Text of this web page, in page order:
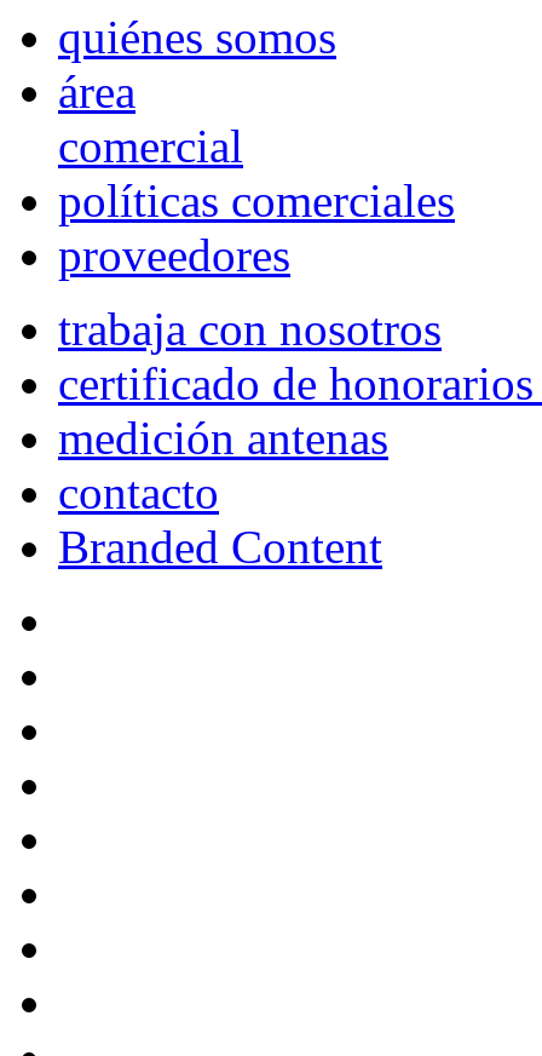
quiénes somos
área
comercial
políticas comerciales
proveedores
trabaja con nosotros
certificado de
medición antenas
contacto
Branded Content